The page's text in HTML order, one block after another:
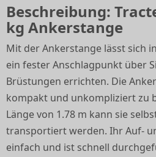
Beschreibung:
kg Ankerstange
Mit der Ankerstange lässt sich
ein fester Anschlagpunkt über
Brüstungen errichten. Die
kompakt und unkompliziert zu
Länge von 1.78 m kann sie
transportiert werden. Ihr Auf-
einfach und ist schnell